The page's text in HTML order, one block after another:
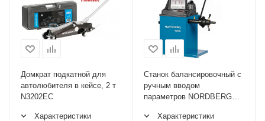
Домкрат подкатной для
автолюбителя в кейсе, 2 т
N3202EC
Характеристики
Станок балансировочный с
ручным вводом
параметров NORDBERG
Характеристики